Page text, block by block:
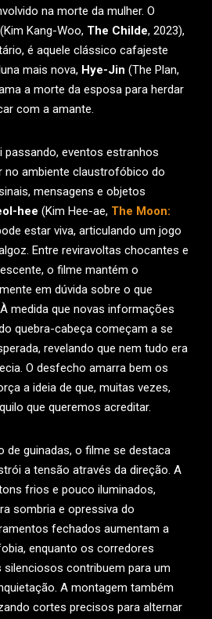
na morte da mulher. O
(Kim Kang-Woo, The Childe, 2023),
é aquele clássico cafajeste
mais nova, Hye-Jin (The Plan,
a morte da esposa para herdar
com a amante.
eventos estranhos
no ambiente claustrofóbico do
mensagens e objetos
hee (Kim Hee-ae, The Moon:
estar viva, articulando um jogo
Entre reviravoltas chocantes e
o filme mantém o
em dúvida sobre o que
medida que novas informações
quebra-cabeça começam a se
revelando que nem tudo era
O desfecho amarra bem os
a ideia de que, muitas vezes,
que queremos acreditar.
de guinadas, o filme se destaca
a tensão através da direção. A
frios e pouco iluminados,
sombria e opressiva do
fechados aumentam a
enquanto os corredores
contribuem para um
A montagem também
cortes precisos para alternar